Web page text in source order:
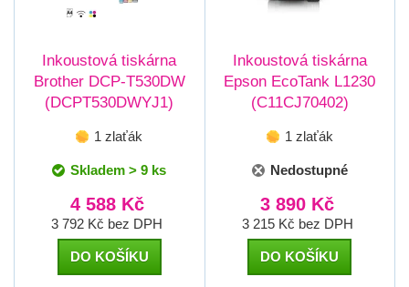
Inkoustová tiskárna
Brother DCP-T530DW
(DCPT530DWYJ1)
1 zlaťák
Skladem > 9 ks
4 588 Kč
3 792 Kč bez DPH
DO KOŠÍKU
Inkoustová tiskárna
Epson EcoTank L1230
(C11CJ70402)
1 zlaťák
Nedostupné
3 890 Kč
3 215 Kč bez DPH
DO KOŠÍKU